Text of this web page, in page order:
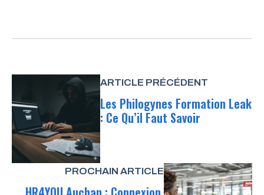
ARTICLE PRÉCÉDENT
Les Philogynes Formation Leak
: Ce Qu’il Faut Savoir
PROCHAIN ARTICLE